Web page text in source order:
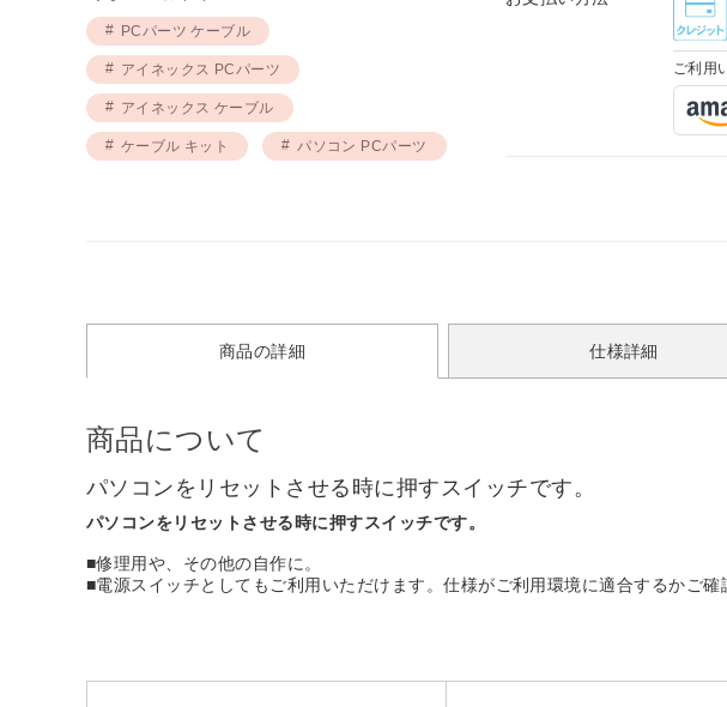
ご利用
PCパーツ ケーブル
アイネックス PCパーツ
アイネックス ケーブル
ケーブル キット パソコン PCパーツ
商品の詳細 仕様詳細
商品について
パソコンをリセットさせる時に押すスイッチです。
パソコンをリセットさせる時に押すスイッチです。
■修理用や、その他の自作に。
■電源スイッチとしてもご利用いただけます。仕様がご利用環境に適合するかご確